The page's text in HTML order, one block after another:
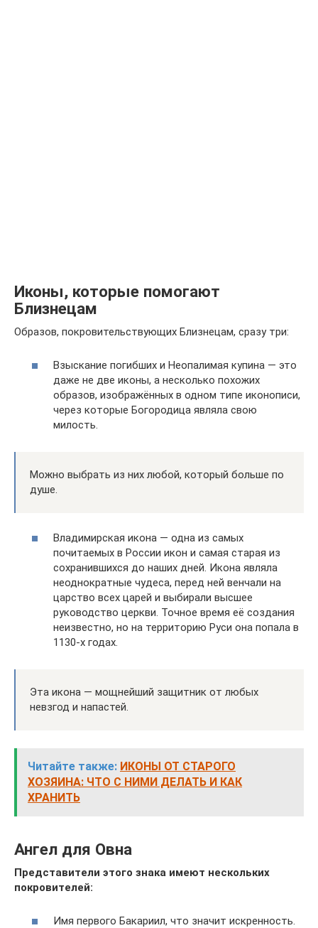
Иконы, которые помогают
Близнецам
Образов, покровительствующих Близнецам, сразу три:
Взыскание погибших и Неопалимая купина — это
даже не две иконы, а несколько похожих
образов, изображённых в одном типе иконописи,
через которые Богородица являла свою
милость.
Можно выбрать из них любой, который больше по
душе.
Владимирская икона — одна из самых
почитаемых в России икон и самая старая из
сохранившихся до наших дней. Икона являла
неоднократные чудеса, перед ней венчали на
царство всех царей и выбирали высшее
руководство церкви. Точное время её создания
неизвестно, но на территорию Руси она попала в
1130-х годах.
Эта икона — мощнейший защитник от любых
невзгод и напастей.
Читайте также: ИКОНЫ ОТ СТАРОГО
ХОЗЯИНА: ЧТО С НИМИ ДЕЛАТЬ И КАК
ХРАНИТЬ
Ангел для Овна
Представители этого знака имеют нескольких
покровителей:
Имя первого Бакариил, что значит искренность.